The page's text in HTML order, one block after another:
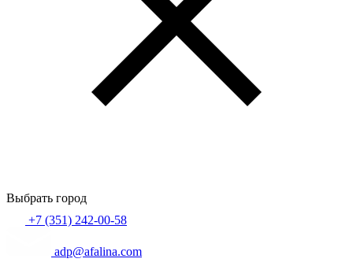
Выбрать город
+7 (351) 242-00-58
adp@afalina.com